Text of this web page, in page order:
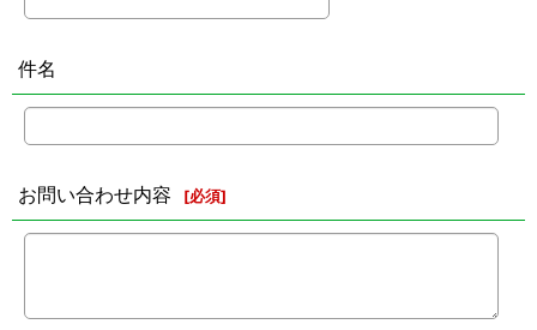
件名
お問い合わせ内容 [必須]